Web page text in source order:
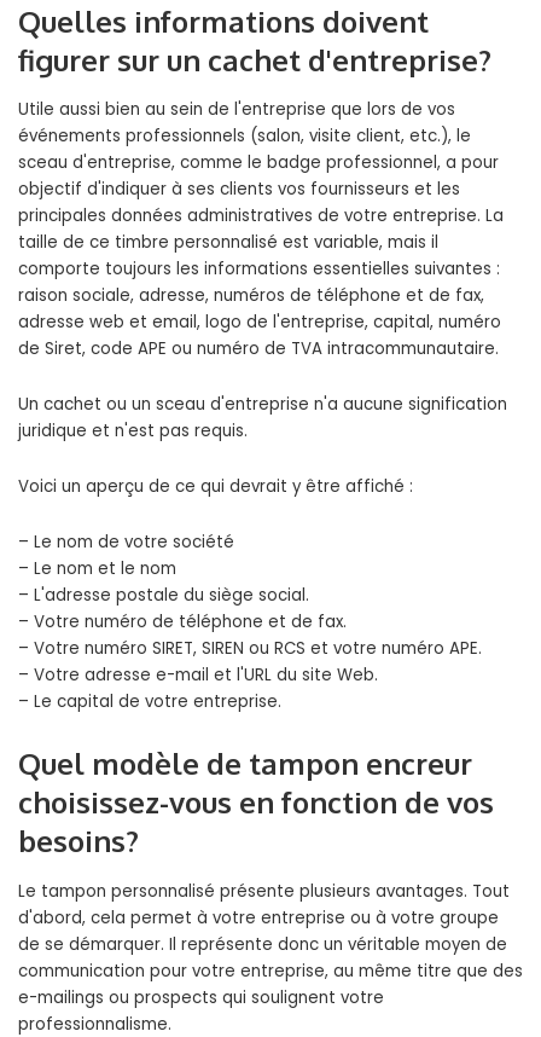
Quelles informations doivent
figurer sur un cachet d'entreprise?
Utile aussi bien au sein de l'entreprise que lors de vos
événements professionnels (salon, visite client, etc.), le
sceau d'entreprise, comme le badge professionnel, a pour
objectif d'indiquer à ses clients vos fournisseurs et les
principales données administratives de votre entreprise. La
taille de ce timbre personnalisé est variable, mais il
comporte toujours les informations essentielles suivantes :
raison sociale, adresse, numéros de téléphone et de fax,
adresse web et email, logo de l'entreprise, capital, numéro
de Siret, code APE ou numéro de TVA intracommunautaire.
Un cachet ou un sceau d'entreprise n'a aucune signification
juridique et n'est pas requis.
Voici un aperçu de ce qui devrait y être affiché :
– Le nom de votre société
– Le nom et le nom
– L'adresse postale du siège social.
– Votre numéro de téléphone et de fax.
– Votre numéro SIRET, SIREN ou RCS et votre numéro APE.
– Votre adresse e-mail et l'URL du site Web.
– Le capital de votre entreprise.
Quel modèle de tampon encreur
choisissez-vous en fonction de vos
besoins?
Le tampon personnalisé présente plusieurs avantages. Tout
d'abord, cela permet à votre entreprise ou à votre groupe
de se démarquer. Il représente donc un véritable moyen de
communication pour votre entreprise, au même titre que des
e-mailings ou prospects qui soulignent votre
professionnalisme.